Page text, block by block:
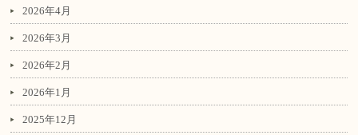
2026年4月
2026年3月
2026年2月
2026年1月
2025年12月